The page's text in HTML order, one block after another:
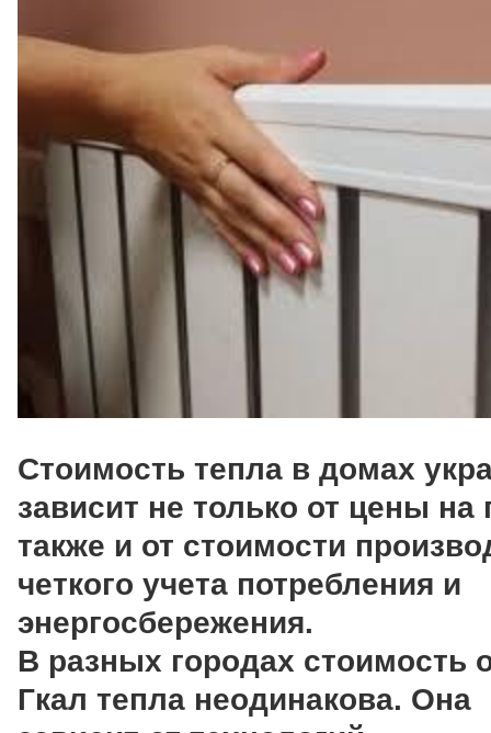
Стоимость тепла в домах
зависит не только от цены на
также и от стоимости
четкого учета потребления и
энергосбережения.
В разных городах стоимость
Гкал тепла неодинакова. Она